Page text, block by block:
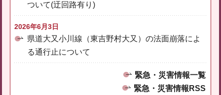
ついて(迂回路有り)
2026年6月3日
県道大又小川線（東吉野村大又）の法面崩落によ
る通行止について
緊急・災害情報一覧
緊急・災害情報RSS